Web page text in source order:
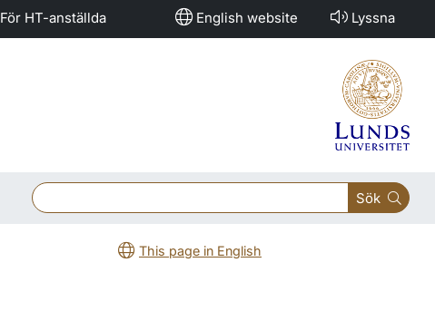
För HT-anställda English website Lyssna
Sök
This page in English